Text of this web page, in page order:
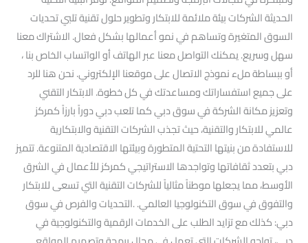
الحديثة الشركات بيئة ملائمة للابتكار وتطوير حلول تقنية تلبي تحديات
السوق المتغيرة وتساهم في نمو أعمالها بشكل فعال. الاشتراك معنا
سهل وسريع. يمكنك التواصل معنا عبر الهاتف أو الواتساب الخاص بنا ،
أو ببساطة ملء نموذج الاتصال على موقعنا الإلكتروني. نحن هنا للرد
على جميع استفساراتك ومساعدتك في كل خطوة. الابتكار التقني
وتعزيز مكانة الشركة في سوق دبي كما تلعب دبي دوراً بارزاً كمركز
عالمي للابتكار والتقنية، حيث تجذب الشركات التقنية والابتكارية
للاستفادة من بنيتها التحتية المتطورة وبيئتها الاقتصادية المتنوعة. تتميز
دبي بتعدد ثقافاتها وتواجدها الاستراتيجي كمركز للأعمال في الشرق
الأوسط، مما يجعلها موطناً مثالياً للشركات التقنية التي تسعى للابتكار
والتفوق في سوق التكنولوجيا العالمي. .التحديات والفرص في سوق
دبي: كذلك مع تزايد الطلب على الخدمات الرقمية والتكنولوجية في